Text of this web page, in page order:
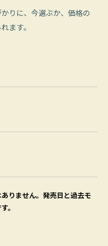
りに、今選ぶか、価格の
ます。
りません。発売日と過去モ
。